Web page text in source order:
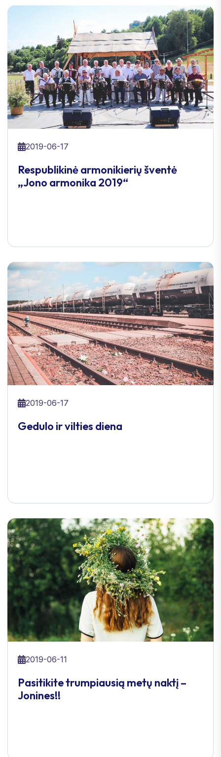
2019-06-17
Respublikinė armonikierių šventė
„Jono armonika 2019“
2019-06-17
Gedulo ir vilties diena
2019-06-11
Pasitikite trumpiausią metų naktį –
Jonines!!